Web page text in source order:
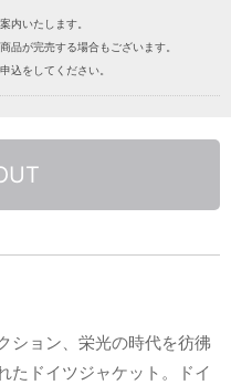
内いたします。
品が完売する場合もございます。
込をしてください。
ション、栄光の時代を彷彿
たドイツジャケット。ドイ